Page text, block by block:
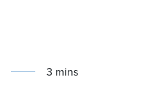
3 mins